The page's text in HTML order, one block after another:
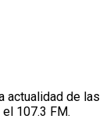
actualidad de las
107.3 FM.